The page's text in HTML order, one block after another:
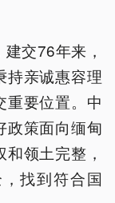
交76年来，
持亲诚惠容理
重要位置。中
政策面向缅甸
领土完整，
找到符合国